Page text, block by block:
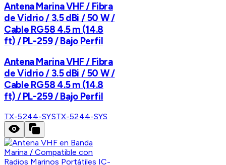
Antena Marina VHF / Fibra
de Vidrio / 3.5 dBi / 50 W /
Cable RG58 4.5 m (14.8
ft) / PL-259 / Bajo Perfil
Antena Marina VHF / Fibra
de Vidrio / 3.5 dBi / 50 W /
Cable RG58 4.5 m (14.8
ft) / PL-259 / Bajo Perfil
TX-5244-SYSTX-5244-SYS